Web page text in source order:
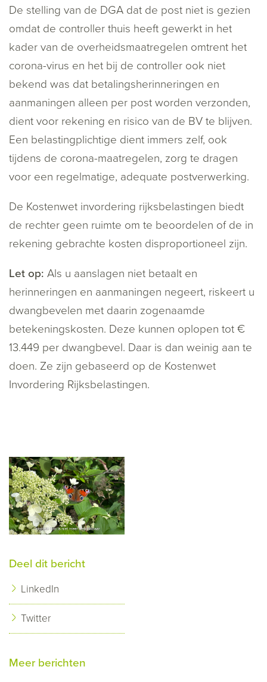
De stelling van de DGA dat de post niet is gezien
omdat de controller thuis heeft gewerkt in het
kader van de overheidsmaatregelen omtrent het
corona-virus en het bij de controller ook niet
bekend was dat betalingsherinneringen en
aanmaningen alleen per post worden verzonden,
dient voor rekening en risico van de BV te blijven.
Een belastingplichtige dient immers zelf, ook
tijdens de corona-maatregelen, zorg te dragen
voor een regelmatige, adequate postverwerking.
De Kostenwet invordering rijksbelastingen biedt
de rechter geen ruimte om te beoordelen of de in
rekening gebrachte kosten disproportioneel zijn.
Let op: Als u aanslagen niet betaalt en
herinneringen en aanmaningen negeert, riskeert u
dwangbevelen met daarin zogenaamde
betekeningskosten. Deze kunnen oplopen tot €
13.449 per dwangbevel. Daar is dan weinig aan te
doen. Ze zijn gebaseerd op de Kostenwet
Invordering Rijksbelastingen.
Deel dit bericht
LinkedIn
Twitter
Meer berichten